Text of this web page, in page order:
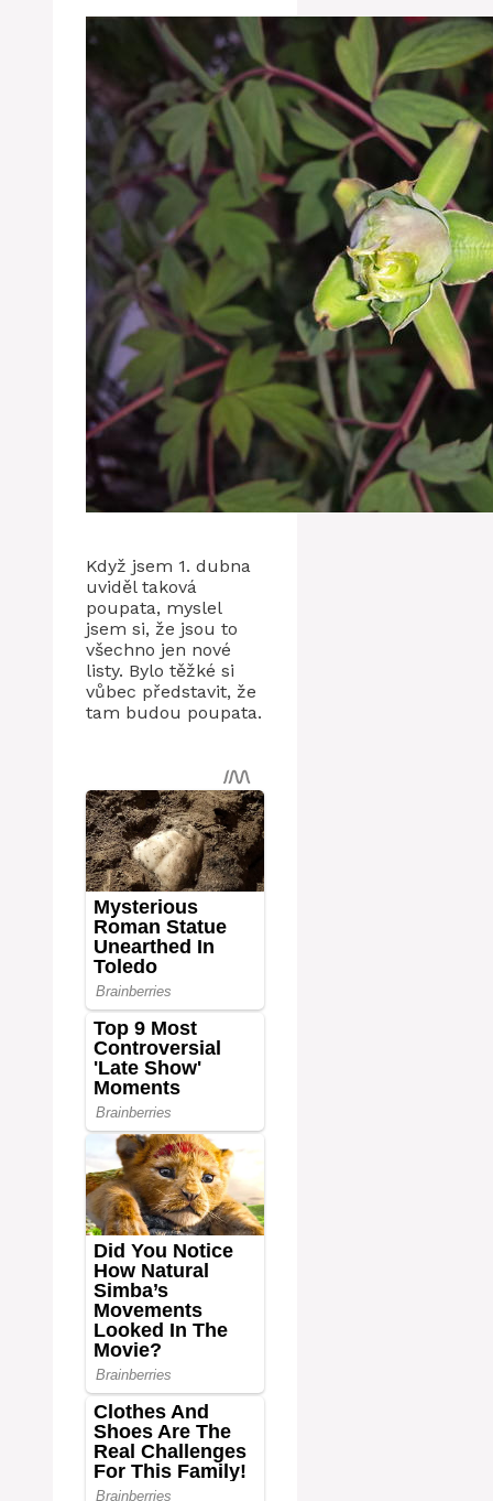
Když jsem 1. dubna
uviděl taková
poupata, myslel
jsem si, že jsou to
všechno jen nové
listy. Bylo těžké si
vůbec představit, že
tam budou poupata.